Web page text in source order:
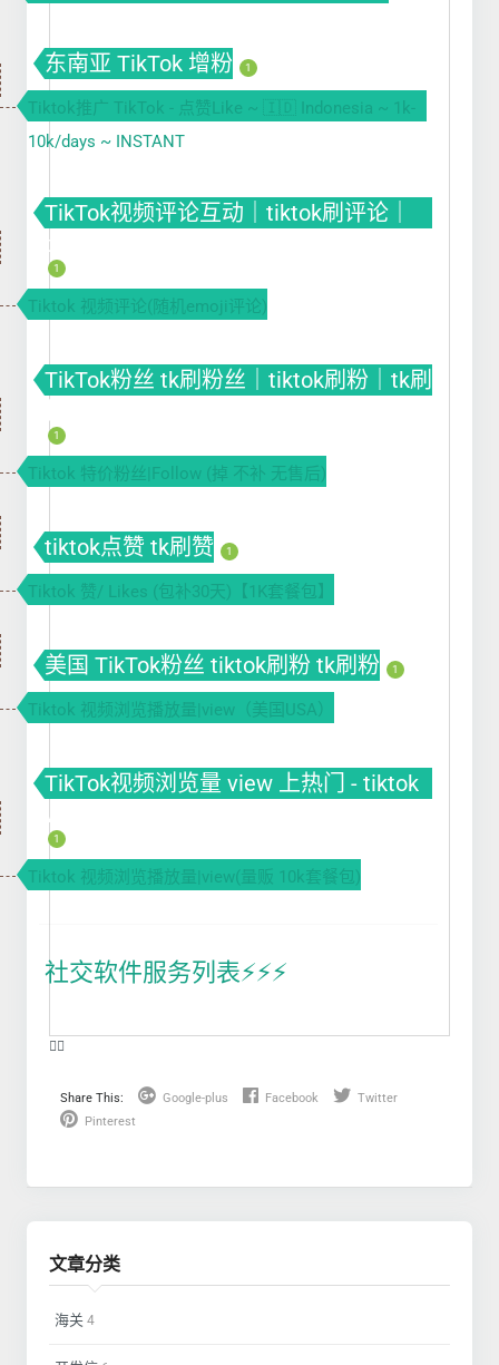
东南亚 TikTok 增粉 1
Tiktok推广 TikTok - 点赞Like ~ 🇮🇩 Indonesia ~ 1k-
10k/days ~ INSTANT
TikTok视频评论互动｜tiktok刷评论｜
tiktok自动刷评论软件
1
Tiktok 视频评论(随机emoji评论)
TikTok粉丝 tk刷粉丝｜tiktok刷粉｜tk刷
1
Tiktok 特价粉丝|Follow (掉 不补 无售后)
tiktok点赞 tk刷赞 1
Tiktok 赞/ Likes (包补30天)【1K套餐包】
美国 TikTok粉丝 tiktok刷粉 tk刷粉 1
Tiktok 视频浏览播放量|view（美国USA）
TikTok视频浏览量 view 上热门 - tiktok
view
1
Tiktok 视频浏览播放量|view(量贩 10k套餐包)
社交软件服务列表⚡️⚡️⚡️
❤️‍🔥
Share This: Google-plus Facebook
Twitter
Pinterest
文章分类
海关 4